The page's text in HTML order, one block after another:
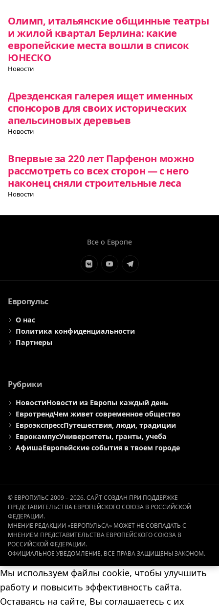
Олимп, итальянские общинные театры
и жилой квартал Берлина: какие
европейские места вошли в список
ЮНЕСКО
Новости
Дрезденская галерея ищет именных
спонсоров для своих исторических
апельсиновых деревьев
Новости
Впервые за 220 лет Парфенон можно
рассмотреть со всех сторон — с него
наконец сняли строительные леса
Новости
Все о Европе
ЭлементЭлементЭлемент
Европульс
О нас
Политика конфиденциальности
Партнеры
Рубрики
НовостиНовости из Европы каждый день
ЕвротрендЧем живет современное общество
ЕвроэкспрессПутешествия, люди, традиции
ЕврокампусУниверситеты, гранты, учеба
АфишаЕвропейские события в твоем городе
© ЕВРОПУЛЬС 2009 – 2026. САЙТ СОЗДАН ПРИ ПОДДЕРЖКЕ
ПРЕДСТАВИТЕЛЬСТВА ЕВРОПЕЙСКОГО СОЮЗА В РОССИЙСКОЙ
ФЕДЕРАЦИИ.
МНЕНИЕ РЕДАКЦИИ «ЕВРОПУЛЬСА» МОЖЕТ НЕ СОВПАДАТЬ С
МНЕНИЕМ ПРЕДСТАВИТЕЛЬСТВА ЕВРОПЕЙСКОГО СОЮЗА В
РОССИЙСКОЙ ФЕДЕРАЦИИ.
ОФИЦИАЛЬНОЕ УВЕДОМЛЕНИЕ. ВСЕ ПРАВА ЗАЩИЩЕНЫ ЗАКОНОМ.
Мы используем файлы cookie, чтобы улучшить
работу и повысить эффективность сайта.
Оставаясь на сайте, Вы соглашаетесь с их